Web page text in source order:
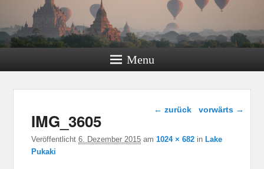
Menu
Bild-Navigation
← zurück vorwärts →
IMG_3605
Veröffentlicht6. Dezember 2015 am1024 × 682 inLake
Pukaki